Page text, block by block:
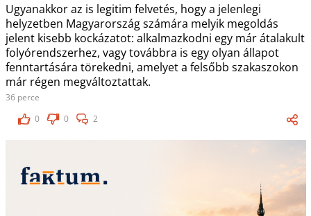
Ugyanakkor az is legitim felvetés, hogy a jelenlegi
helyzetben Magyarország számára melyik megoldás
jelent kisebb kockázatot: alkalmazkodni egy már átalakult
folyórendszerhez, vagy továbbra is egy olyan állapot
fenntartására törekedni, amelyet a felsőbb szakaszokon
már régen megváltoztattak.
36 perce
0
0 2